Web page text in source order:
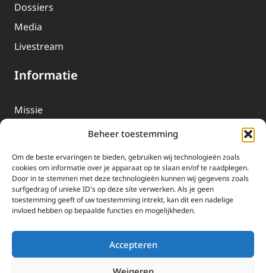
Beheer toestemming
Om de beste ervaringen te bieden, gebruiken wij technologieën zoals
cookies om informatie over je apparaat op te slaan en/of te raadplegen.
Door in te stemmen met deze technologieën kunnen wij gegevens zoals
surfgedrag of unieke ID's op deze site verwerken. Als je geen
toestemming geeft of uw toestemming intrekt, kan dit een nadelige
invloed hebben op bepaalde functies en mogelijkheden.
Accepteren
Dossiers
Media
Livestream
Informatie
Missie
EWTN-Team
Organisatiegegevens
Doneren
EWTN wordt uitsluitend gefinancierd door uw donaties.
Wij ontvangen bewust geen advertentie-inkomsten of